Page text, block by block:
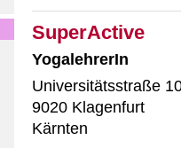
SuperActive
YogalehrerIn
Universitätsstraße
9020 Klagenfurt
Kärnten